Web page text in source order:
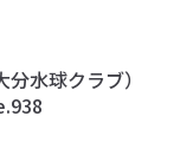
分水球クラブ）